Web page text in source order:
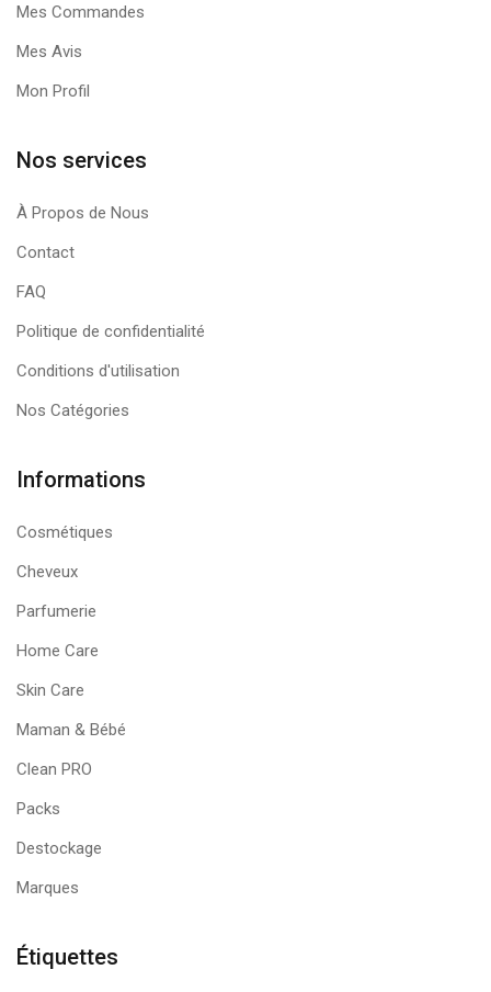
Mes Commandes
Mes Avis
Mon Profil
Nos services
À Propos de Nous
Contact
FAQ
Politique de confidentialité
Conditions d'utilisation
Nos Catégories
Informations
Cosmétiques
Cheveux
Parfumerie
Home Care
Skin Care
Maman & Bébé
Clean PRO
Packs
Destockage
Marques
Étiquettes